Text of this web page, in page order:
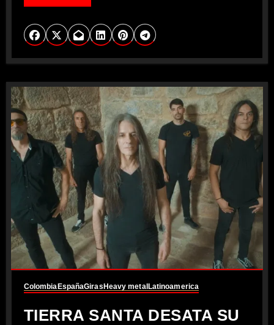
Colombia EspañaGiras Heavy metal Latinoamerica
TIERRA SANTA DESATA SU